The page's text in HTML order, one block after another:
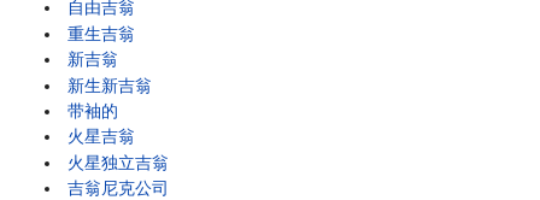
自由吉翁
重生吉翁
新吉翁
新生新吉翁
带袖的
火星吉翁
火星独立吉翁
吉翁尼克公司